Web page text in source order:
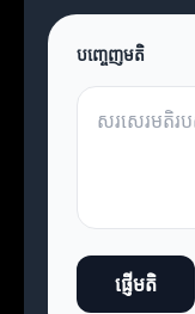
បញ្ចេញមតិ
ផ្ញើមតិ